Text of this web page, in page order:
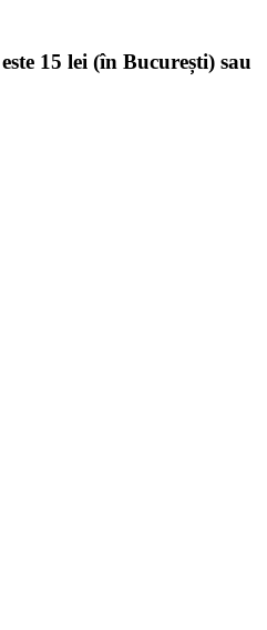
15 lei (în București) sau